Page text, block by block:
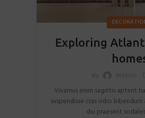
Exploring
Vivamus enim sagittis aptent
suspendisse cras odio bibendum
dui praesent